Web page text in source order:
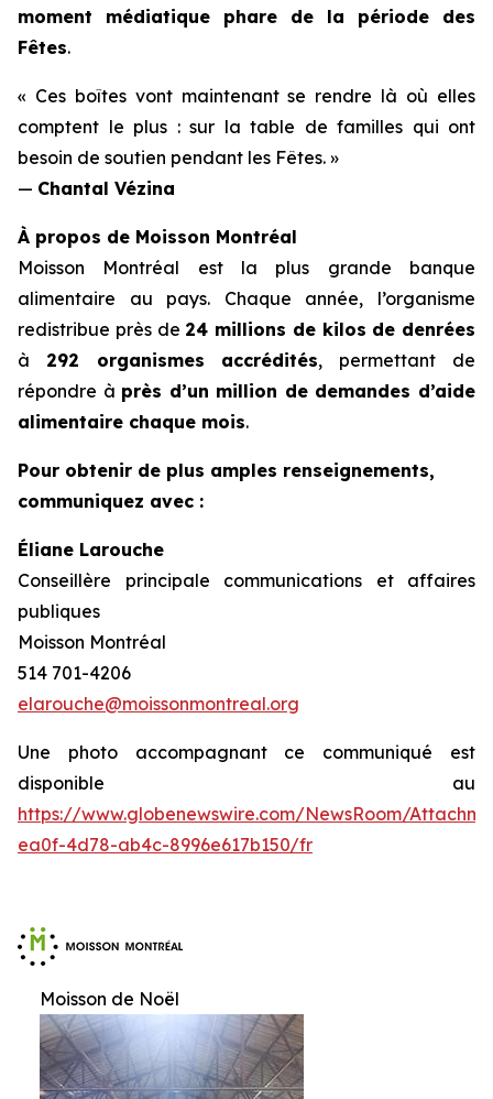
moment médiatique phare de la période des
Fêtes.
« Ces boîtes vont maintenant se rendre là où elles
comptent le plus : sur la table de familles qui ont
besoin de soutien pendant les Fêtes. »
— Chantal Vézina
À propos de Moisson Montréal
Moisson Montréal est la plus grande banque
alimentaire au pays. Chaque année, l’organisme
redistribue près de 24 millions de kilos de denrées
à 292 organismes accrédités, permettant de
répondre à près d’un million de demandes d’aide
alimentaire chaque mois.
Pour obtenir de plus amples renseignements,
communiquez avec :
Éliane Larouche
Conseillère principale communications et affaires
publiques
Moisson Montréal
514 701-4206
elarouche@moissonmontreal.org
Une photo accompagnant ce communiqué est
disponible au
https://www.globenewswire.com/NewsRoom/
ea0f-4d78-ab4c-8996e617b150/fr
Moisson de Noël